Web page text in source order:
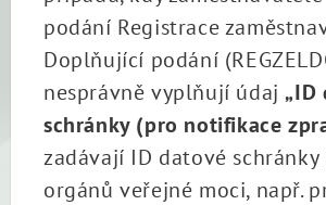
podání Registrace
Doplňující podání
nesprávně vyplňují údaj„ID
schránky (pro notifikace
zadávají ID datové
orgánů veřejné moci, např.